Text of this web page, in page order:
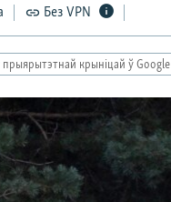
Без VPN
прыярытэтнай крыніцай ў Google